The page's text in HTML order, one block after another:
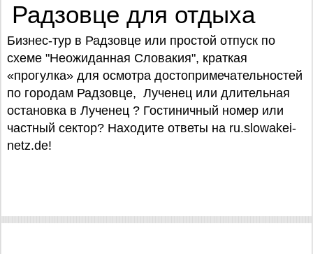
Радзовце для отдыха
Бизнес-тур в Радзовце или простой отпуск по
схеме "Неожиданная Словакия", краткая
«прогулка» для осмотра достопримечательностей
по городам Радзовце, Лученец или длительная
остановка в Лученец ? Гостиничный номер или
частный сектор? Находите ответы на ru.slowakei-
netz.de!